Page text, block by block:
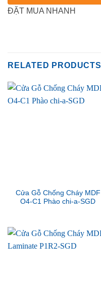
ĐẶT MUA NHANH
RELATED PRODUCTS
Cửa Gỗ Chống Cháy MDF
O4-C1 Phào chi-a-SGD